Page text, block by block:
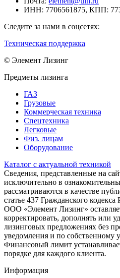
ИНН: 7706561875, КПП:
Следите за нами в соцсетях:
Техническая поддержка
© Элемент Лизинг
Предметы лизинга
ГАЗ
Грузовые
Коммерческая техника
Спецтехника
Легковые
Физ. лицам
Оборудование
Каталог с актуальной техникой
Сведения, представленные на
исключительно в
рассматриваются в качестве
статье 437 Гражданского
ООО «Элемент Лизинг»
корректировать, дополнять или
лизинговых предложениях без
уведомления и по собственному
Финансовый лимит
порядке для каждого клиента.
Информация